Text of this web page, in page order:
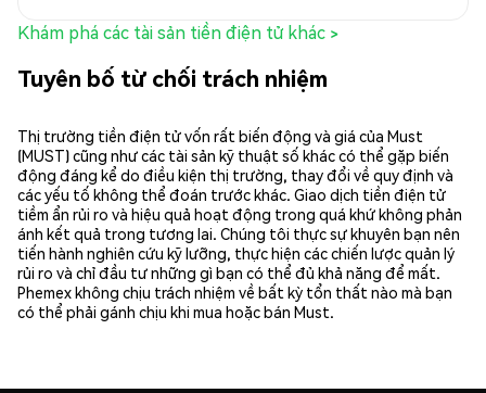
Khám phá các tài sản tiền điện tử khác >
Tuyên bố từ chối trách nhiệm
Thị trường tiền điện tử vốn rất biến động và giá của Must
(MUST) cũng như các tài sản kỹ thuật số khác có thể gặp biến
động đáng kể do điều kiện thị trường, thay đổi về quy định và
các yếu tố không thể đoán trước khác. Giao dịch tiền điện tử
tiềm ẩn rủi ro và hiệu quả hoạt động trong quá khứ không phản
ánh kết quả trong tương lai. Chúng tôi thực sự khuyên bạn nên
tiến hành nghiên cứu kỹ lưỡng, thực hiện các chiến lược quản lý
rủi ro và chỉ đầu tư những gì bạn có thể đủ khả năng để mất.
Phemex không chịu trách nhiệm về bất kỳ tổn thất nào mà bạn
có thể phải gánh chịu khi mua hoặc bán Must.